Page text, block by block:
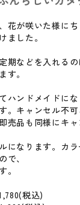
花が咲いた様に
ました。
期などを入れる
す。
ハンドメイドに
。キャンセル不
売品も同様にキ
になります。カ
で、
。
税込)